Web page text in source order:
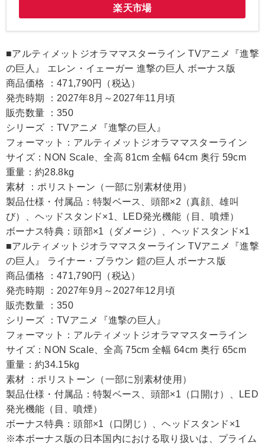
楽天市場
■アルティメットジオラママスターライン TVアニメ『進撃
の巨人』 エレン・イェーガー 進撃の巨人 ボーナス版
商品価格 ：471,790円（税込）
発売時期 ：2027年8月～2027年11月頃
販売数量 ：350
シリーズ ：TVアニメ『進撃の巨人』
フォーマット：アルティメットジオラママスターライン
サイズ：NON Scale、全高 81cm 全幅 64cm 奥行 59cm
重量：約28.8kg
素材 ：ポリストーン（一部に別素材使用）
製品仕様・付属品：特製ベース、頭部×2（真顔、雄叫
び）、ヘッドスタンド×1、LED発光機能（目、噴煙）
ボーナス特典：頭部×1（ダメージ）、ヘッドスタンド×1
■アルティメットジオラママスターライン TVアニメ『進撃
の巨人』 ライナー・ブラウン 鎧の巨人 ボーナス版
商品価格 ：471,790円（税込）
発売時期 ：2027年9月～2027年12月頃
販売数量 ：350
シリーズ ：TVアニメ『進撃の巨人』
フォーマット：アルティメットジオラママスターライン
サイズ：NON Scale、全高 75cm 全幅 64cm 奥行 65cm
重量：約34.15kg
素材 ：ポリストーン（一部に別素材使用）
製品仕様・付属品：特製ベース、頭部×1（口開け）、LED
発光機能（目、噴煙）
ボーナス特典：頭部×1（口閉じ）、ヘッドスタンド×1
※本ボーナス版の日本国内における取り扱いは、プライム